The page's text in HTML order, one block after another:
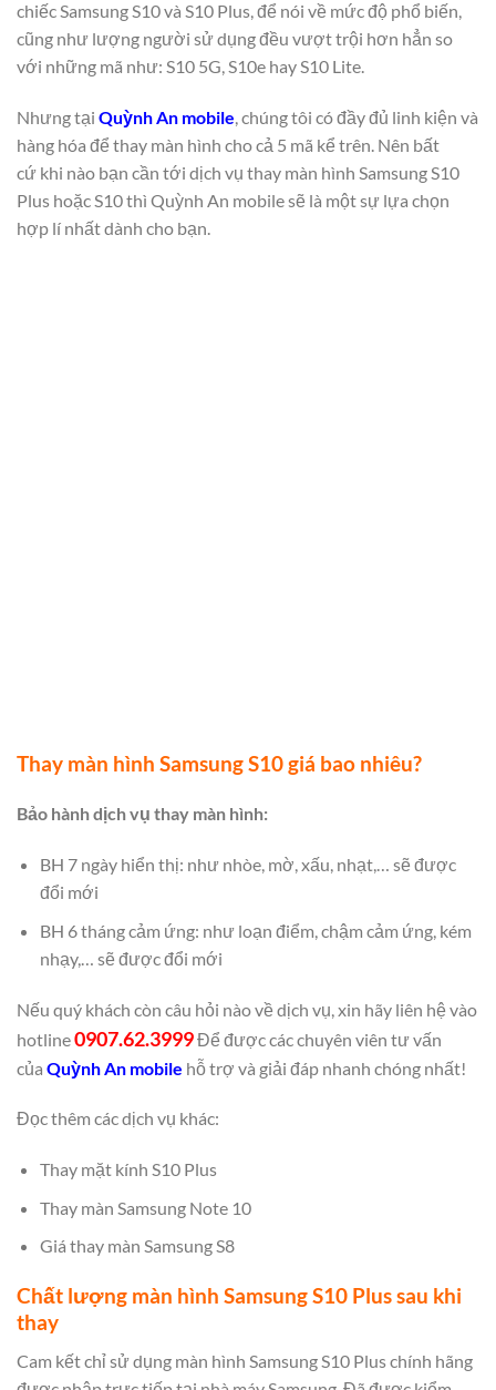
chiếc Samsung S10 và S10 Plus, để nói về mức độ phổ biến,
cũng như lượng người sử dụng đều vượt trội hơn hẳn so
với những mã như: S10 5G, S10e hay S10 Lite.
Nhưng tại Quỳnh An mobile,chúng tôi có đầy đủ linh kiện và
hàng hóa để thay màn hình cho cả 5 mã kể trên. Nên bất
cứ khi nào bạn cần tới dịch vụ thay màn hình Samsung S10
Plus hoặc S10 thì Quỳnh An mobile sẽ là một sự lựa chọn
hợp lí nhất dành cho bạn.
Thay màn hình Samsung S10 giá bao nhiêu?
Bảo hành dịch vụ thay màn hình:
BH 7 ngày hiển thị: như nhòe, mờ, xấu, nhạt,… sẽ được
đổi mới
BH 6 tháng cảm ứng: như loạn điểm, chậm cảm ứng, kém
nhạy,… sẽ được đổi mới
Nếu quý khách còn câu hỏi nào về dịch vụ, xin hãy liên hệ vào
hotline0907.62.3999Để được các chuyên viên tư vấn
của Quỳnh An mobile hỗ trợ và giải đáp nhanh chóng nhất!
Đọc thêm các dịch vụ khác:
Thay mặt kính S10 Plus
Thay màn Samsung Note 10
Giá thay màn Samsung S8
Chất lượng màn hình Samsung S10 Plus sau khi
thay
Cam kết chỉ sử dụng màn hình Samsung S10 Plus chính hãng